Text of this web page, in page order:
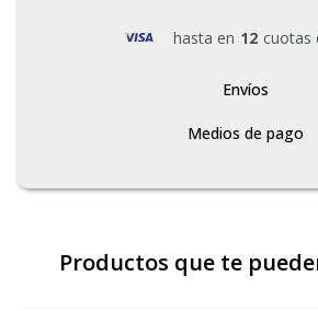
hasta en 12 cuotas
Envíos
Medios de pago
Productos que te